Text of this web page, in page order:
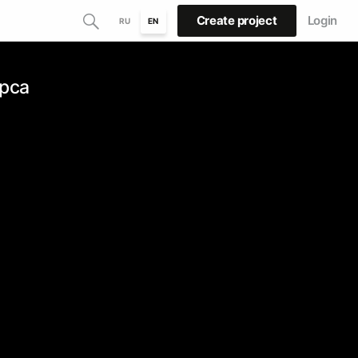
RU EN Create project Login